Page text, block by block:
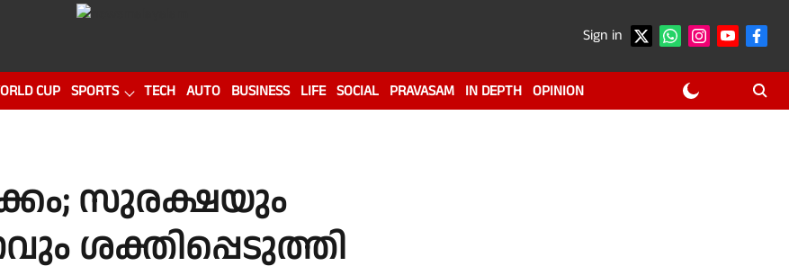
Sign in
CUP SPORTS TECH AUTO BUSINESS LIFE SOCIAL PRAVASAM IN DEPTH OPINION
സുരക്ഷയും
ശക്തിപ്പെടുത്തി